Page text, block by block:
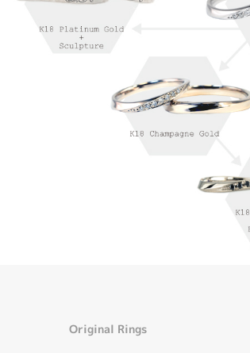
Original Rings